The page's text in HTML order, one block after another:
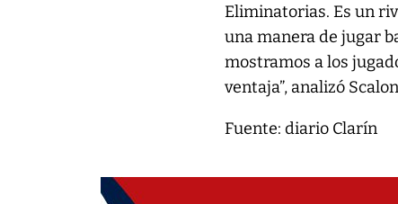
Eliminatorias. Es un
una manera de jugar
mostramos a los
ventaja”, analizó
Fuente: diario Clarín